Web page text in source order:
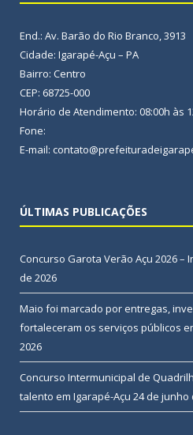
End.: Av. Barão do Rio Branco, 3913
Cidade: Igarapé-Açu – PA
Bairro: Centro
CEP: 68725-000
Horário de Atendimento: 08:00h às
Fone:
E-mail:
ÚLTIMAS PUBLICAÇÕES
Concurso Garota Verão Açu 2026 –
de 2026
Maio foi marcado por entregas,
fortaleceram os serviços públicos
2026
Concurso Intermunicipal de
talento em Igarapé-Açu 24 de junho